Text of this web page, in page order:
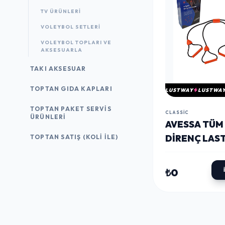
TV ÜRÜNLERI
VOLEYBOL SETLERI
VOLEYBOL TOPLARI VE
AKSESUARLA
TAKI AKSESUAR
TOPTAN GIDA KAPLARI
TOPTAN PAKET SERVIS
ÜRÜNLERI
TOPTAN SATIŞ (KOLI İLE)
LUSTWAY
CLASSIC
AVESSA
DIRENÇ
₺0